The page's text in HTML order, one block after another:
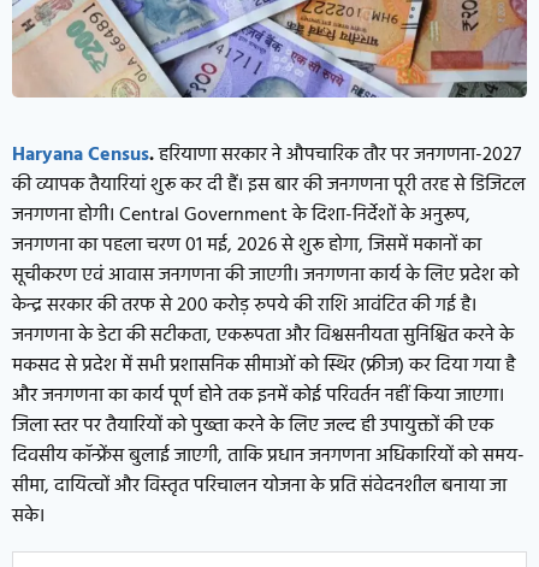
Haryana Census.हरियाणा सरकार ने औपचारिक तौर पर जनगणना-2027
की व्यापक तैयारियां शुरू कर दी हैं। इस बार की जनगणना पूरी तरह से डिजिटल
जनगणना होगी। Central Government के दिशा-निर्देशों के अनुरूप,
जनगणना का पहला चरण 01 मई, 2026 से शुरू होगा, जिसमें मकानों का
सूचीकरण एवं आवास जनगणना की जाएगी। जनगणना कार्य के लिए प्रदेश को
केन्द्र सरकार की तरफ से 200 करोड़ रुपये की राशि आवंटित की गई है।
जनगणना के डेटा की सटीकता, एकरूपता और विश्वसनीयता सुनिश्चित करने के
मकसद से प्रदेश में सभी प्रशासनिक सीमाओं को स्थिर (फ्रीज) कर दिया गया है
और जनगणना का कार्य पूर्ण होने तक इनमें कोई परिवर्तन नहीं किया जाएगा।
जिला स्तर पर तैयारियों को पुख्ता करने के लिए जल्द ही उपायुक्तों की एक
दिवसीय कॉन्फ्रेंस बुलाई जाएगी, ताकि प्रधान जनगणना अधिकारियों को समय-
सीमा, दायित्वों और विस्तृत परिचालन योजना के प्रति संवेदनशील बनाया जा
सके।